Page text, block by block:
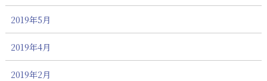
2019年5月
2019年4月
2019年2月